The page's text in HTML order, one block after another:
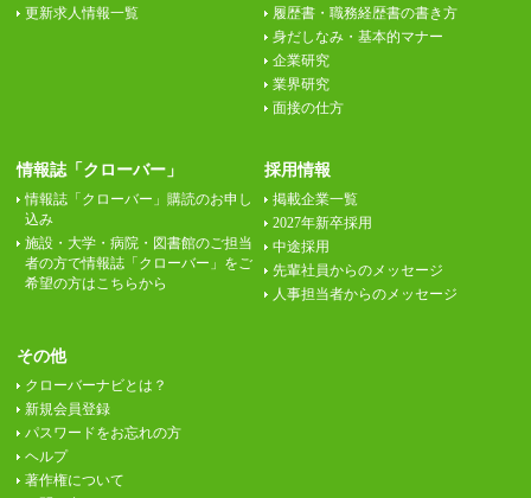
更新求人情報一覧
履歴書・職務経歴書の書き方
身だしなみ・基本的マナー
企業研究
業界研究
面接の仕方
情報誌「クローバー」
情報誌「クローバー」購読のお申し
込み
施設・大学・病院・図書館のご担当
者の方で情報誌「クローバー」をご
希望の方はこちらから
採用情報
掲載企業一覧
2027年新卒採用
中途採用
先輩社員からのメッセージ
人事担当者からのメッセージ
その他
クローバーナビとは？
新規会員登録
パスワードをお忘れの方
ヘルプ
著作権について